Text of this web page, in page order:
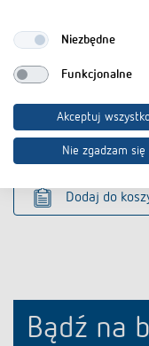
Pliki do pobrania
Całkowita baza
Karta danych
Dodaj do
Bądź na
Niezbędne
Funkcjonalne
Akceptuj
Nie zgadzam się